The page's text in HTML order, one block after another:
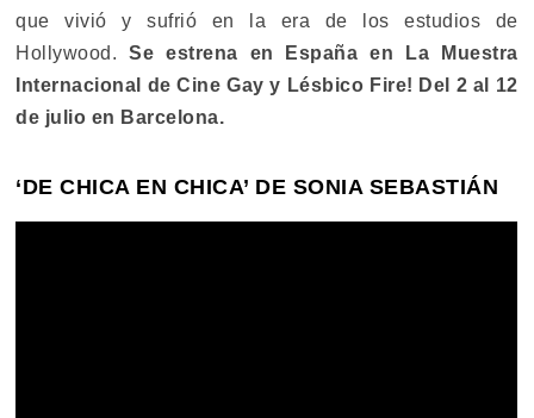
que vivió y sufrió en la era de los estudios de
Hollywood.Se estrena en España en La Muestra
Internacional de Cine Gay y Lésbico Fire! Del 2 al 12
de julio en Barcelona.
‘DE CHICA EN CHICA’ DE SONIA SEBASTIÁN